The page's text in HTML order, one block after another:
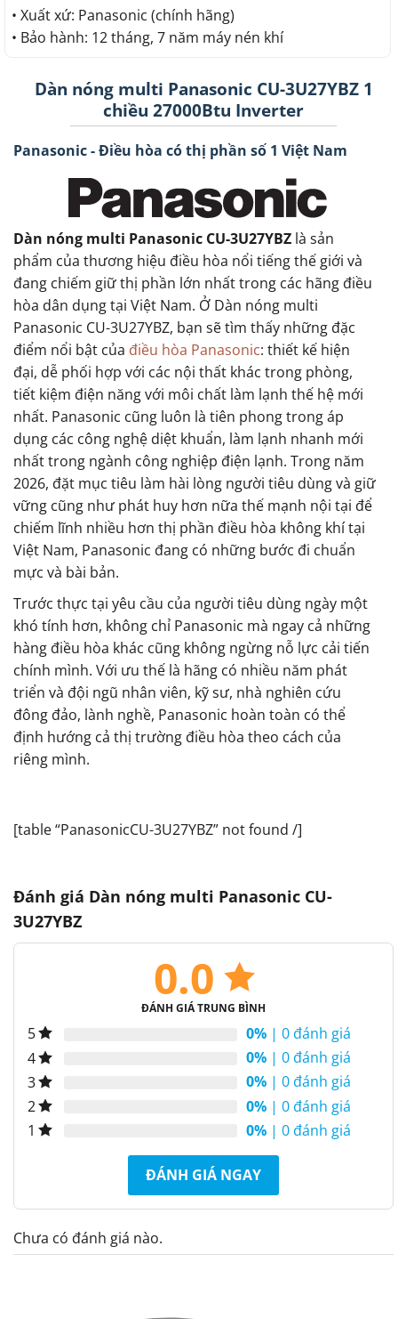
• Xuất xứ: Panasonic (chính hãng)
• Bảo hành: 12 tháng, 7 năm máy nén khí
Dàn nóng multi Panasonic CU-3U27YBZ 1
chiều 27000Btu Inverter
Panasonic - Điều hòa có thị phần số 1 Việt Nam
Dàn nóng multi Panasonic CU-3U27YBZ là sản
phẩm của thương hiệu điều hòa nổi tiếng thế giới và
đang chiếm giữ thị phần lớn nhất trong các hãng điều
hòa dân dụng tại Việt Nam. Ở Dàn nóng multi
Panasonic CU-3U27YBZ, bạn sẽ tìm thấy những đặc
điểm nổi bật của điều hòa Panasonic: thiết kế hiện
đại, dễ phối hợp với các nội thất khác trong phòng,
tiết kiệm điện năng với môi chất làm lạnh thế hệ mới
nhất. Panasonic cũng luôn là tiên phong trong áp
dụng các công nghệ diệt khuẩn, làm lạnh nhanh mới
nhất trong ngành công nghiệp điện lạnh. Trong năm
2026, đặt mục tiêu làm hài lòng người tiêu dùng và giữ
vững cũng như phát huy hơn nữa thế mạnh nội tại để
chiếm lĩnh nhiều hơn thị phần điều hòa không khí tại
Việt Nam, Panasonic đang có những bước đi chuẩn
mực và bài bản.
Trước thực tại yêu cầu của người tiêu dùng ngày một
khó tính hơn, không chỉ Panasonic mà ngay cả những
hàng điều hòa khác cũng không ngừng nỗ lực cải tiến
chính mình. Với ưu thế là hãng có nhiều năm phát
triển và đội ngũ nhân viên, kỹ sư, nhà nghiên cứu
đông đảo, lành nghề, Panasonic hoàn toàn có thể
định hướng cả thị trường điều hòa theo cách của
riêng mình.
[table “PanasonicCU-3U27YBZ” not found /]
Đánh giá Dàn nóng multi Panasonic CU-
3U27YBZ
0.0
ĐÁNH GIÁ TRUNG BÌNH
5 0% | 0 đánh giá
4
0% | 0 đánh giá
3
0% | 0 đánh giá
2
0% | 0 đánh giá
1
0% | 0 đánh giá
ĐÁNH GIÁ NGAY
Chưa có đánh giá nào.